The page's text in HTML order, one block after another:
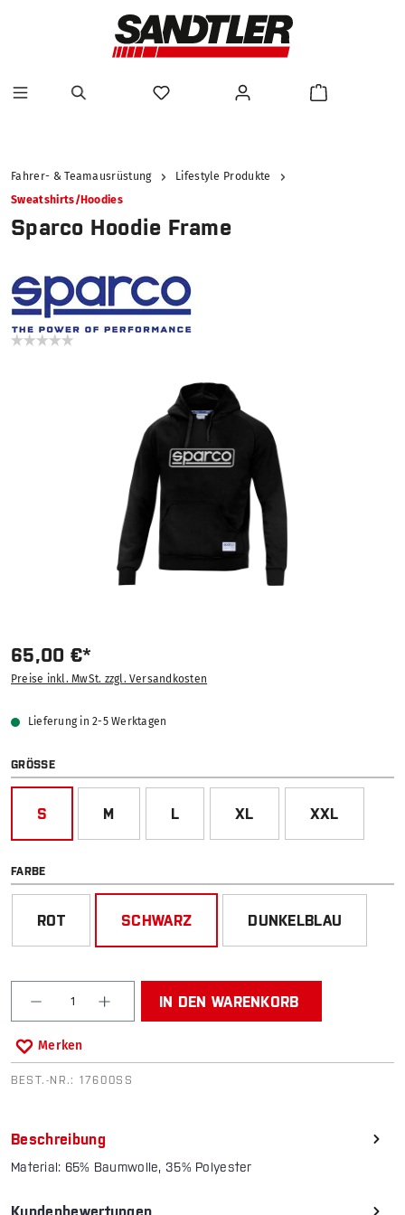
Fahrer- & Teamausrüstung
Lifestyle Produkte
Sweatshirts/Hoodies
Sparco Hoodie Frame
65,00 €*
Preise inkl. MwSt. zzgl. Versandkosten
Lieferung in 2-5 Werktagen
GRÖSSE AUSWÄHLEN
S M L XL XXL
FARBEAUSWÄHLEN
ROT SCHWARZ DUNKELBLAU
Produkt Anzahl: Gib den gewünschten Wert ein
IN DEN WARENKORB
Merken
BEST.-NR.:17600SS
Beschreibung
Material: 65% Baumwolle, 35% Polyester
Kundenbewertungen